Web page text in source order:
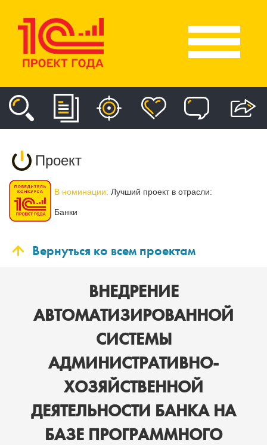
Проект
В номинации: Лучший проект в отрасли:
Банки
Вернуться ко всем проектам
ВНЕДРЕНИЕ
АВТОМАТИЗИРОВАННОЙ
СИСТЕМЫ
АДМИНИСТРАТИВНО-
ХОЗЯЙСТВЕННОЙ
ДЕЯТЕЛЬНОСТИ БАНКА НА
БАЗЕ ПРОГРАММНОГО